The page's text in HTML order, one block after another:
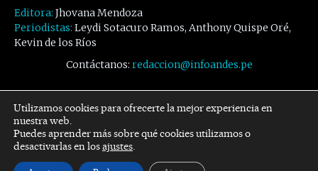
Editora: Jhovana Mendoza
Periodistas: Leydi Sotacuro Ramos, Anthony Quispe Oré,
Kevin de los Ríos
Contáctanos: redaccion@infoandes.pe
Síguenos
Facebook Twitter Youtube
Utilizamos cookies para ofrecerte la mejor experiencia en
nuestra web.
Puedes aprender más sobre qué cookies utilizamos o
desactivarlas en losajustes.